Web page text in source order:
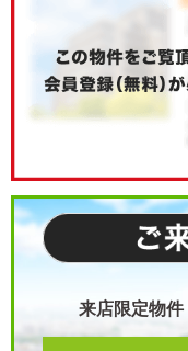
来店限定物件